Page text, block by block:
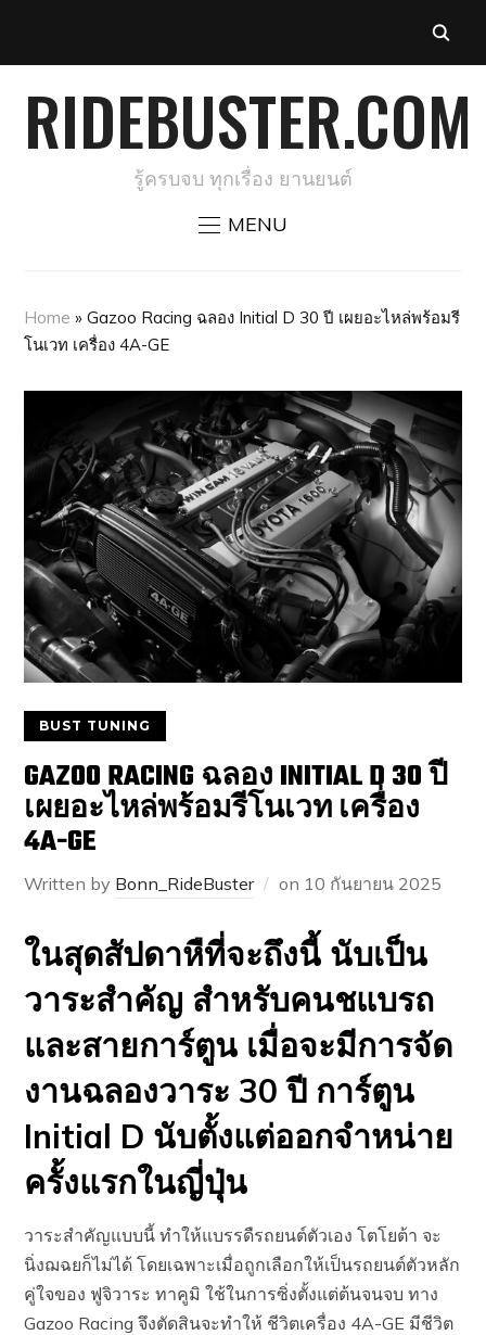
RIDEBUSTER.COM
รู้ครบจบ ทุกเรื่อง ยานยนต์
MENU
Home »Gazoo Racing ฉลอง Initial D 30 ปี เผยอะไหล่พร้อมรี
โนเวท เครื่อง 4A-GE
BUST TUNING
GAZOO RACING ฉลอง INITIAL D 30 ปี
เผยอะไหล่พร้อมรีโนเวท เครื่อง
4A-GE
Written by Bonn_RideBuster on 10 กันยายน 2025
ในสุดสัปดาหืที่จะถึงนี้ นับเป็น
วาระสำคัญ สำหรับคนชแบรถ
และสายการ์ตูน เมื่อจะมีการจัด
งานฉลองวาระ 30 ปี การ์ตูน
Initial D นับตั้งแต่ออกจำหน่าย
ครั้งแรกในญี่ปุ่น
วาระสำคัญแบบนี้ ทำให้แบรรดืรถยนต์ตัวเอง โตโยต้า จะ
นิ่งฌฉยก็ไม่ได้ โดยเฉพาะเมื่อถูกเลือกให้เป็นรถยนต์ตัวหลัก
คู่ใจของ ฟูจิวาระ ทาคูมิ ใช้ในการซิ่งตั้งแต่ต้นจนจบ ทาง
Gazoo Racing จึงตัดสินจะทำให้ ชีวิตเครื่อง 4A-GE มีชีวิต